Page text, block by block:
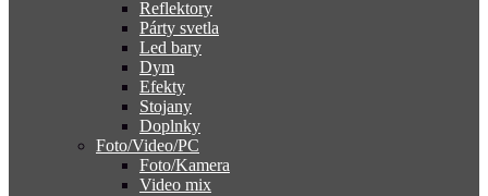
Reflektory
Párty svetla
Led bary
Dym
Efekty
Stojany
Doplnky
Foto/Video/PC
Foto/Kamera
Video mix